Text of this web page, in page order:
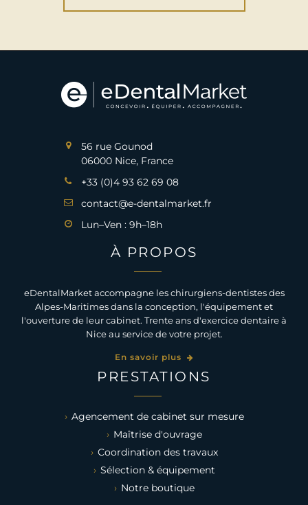
56 rue Gounod
06000 Nice, France
+33 (0)4 93 62 69 08
contact@e-dentalmarket.fr
Lun–Ven : 9h–18h
À PROPOS
eDentalMarket accompagne les chirurgiens-dentistes des
Alpes-Maritimes dans la conception, l'équipement et
l'ouverture de leur cabinet. Trente ans d'exercice dentaire à
Nice au service de votre projet.
En savoir plus
PRESTATIONS
Agencement de cabinet sur mesure
Maîtrise d'ouvrage
Coordination des travaux
Sélection & équipement
Notre boutique